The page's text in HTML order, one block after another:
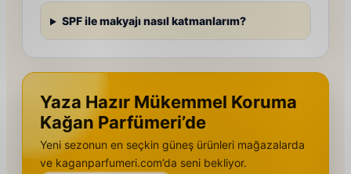
SPF ile makyajı nasıl katmanlarım?
Yaza Hazır Mükemmel Koruma
Kağan Parfümeri’de
Yeni sezonun en seçkin güneş ürünleri mağazalarda
ve kaganparfumeri.com’da seni bekliyor.